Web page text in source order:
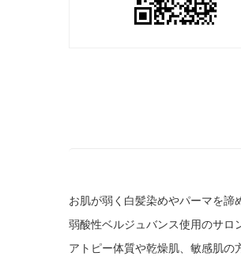
お肌が弱く白髪染めやパーマを
弱酸性ベルジュバンス使用のサロ
アトピー体質や乾燥肌、敏感肌の